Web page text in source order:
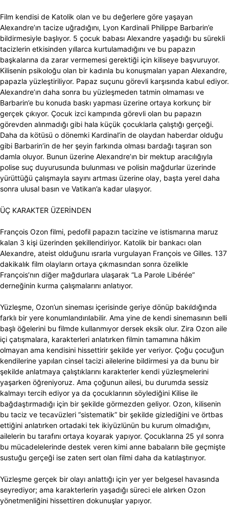
Film kendisi de Katolik olan ve bu değerlere göre yaşayan
Alexandre’ın tacize uğradığını, Lyon Kardinali Philippe Barbarin’e
bildirmesiyle başlıyor. 5 çocuk babası Alexandre yaşadığı bu sürekli
tacizlerin etkisinden yıllarca kurtulamadığını ve bu papazın
başkalarına da zarar vermemesi gerektiği için kiliseye başvuruyor.
Kilisenin psikoloğu olan bir kadınla bu konuşmaları yapan Alexandre,
papazla yüzleştiriliyor. Papaz suçunu görevli karşısında kabul ediyor.
Alexandre’ın daha sonra bu yüzleşmeden tatmin olmaması ve
Barbarin’e bu konuda baskı yapması üzerine ortaya korkunç bir
gerçek çıkıyor. Çocuk izci kampında görevli olan bu papazın
görevden alınmadığı gibi hala küçük çocuklarla çalıştığı gerçeği.
Daha da kötüsü o dönemki Kardinal’in de olaydan haberdar olduğu
gibi Barbarin’in de her şeyin farkında olması bardağı taşıran son
damla oluyor. Bunun üzerine Alexandre’ın bir mektup aracılığıyla
polise suç duyurusunda bulunması ve polisin mağdurlar üzerinde
yürüttüğü çalışmayla sayını artması üzerine olay, başta yerel daha
sonra ulusal basın ve Vatikan’a kadar ulaşıyor.
ÜÇ KARAKTER ÜZERİNDEN
François Ozon filmi, pedofil papazın tacizine ve istismarına maruz
kalan 3 kişi üzerinden şekillendiriyor. Katolik bir bankacı olan
Alexandre, ateist olduğunu ısrarla vurgulayan François ve Gilles. 137
dakikalık film olayların ortaya çıkmasından sonra özelikle
François’nın diğer mağdurlara ulaşarak “La Parole Libérée”
derneğinin kurma çalışmalarını anlatıyor.
Yüzleşme, Ozon’un sineması içerisinde geriye dönüp bakıldığında
farklı bir yere konumlandırılabilir. Ama yine de kendi sinemasının belli
başlı öğelerini bu filmde kullanmıyor dersek eksik olur. Zira Ozon aile
içi çatışmalara, karakterleri anlatırken filmin tamamına hâkim
olmayan ama kendisini hissettirir şekilde yer veriyor. Çoğu çocuğun
kendilerine yapılan cinsel tacizi ailelerine bildirmesi ya da bunu bir
şekilde anlatmaya çalıştıklarını karakterler kendi yüzleşmelerini
yaşarken öğreniyoruz. Ama çoğunun ailesi, bu durumda sessiz
kalmayı tercih ediyor ya da çocuklarının söylediğini Kilise ile
bağdaştırmadığı için bir şekilde görmezden geliyor. Ozon, kilisenin
bu taciz ve tecavüzleri “sistematik” bir şekilde gizlediğini ve örtbas
ettiğini anlatırken ortadaki tek ikiyüzlünün bu kurum olmadığını,
ailelerin bu tarafını ortaya koyarak yapıyor. Çocuklarına 25 yıl sonra
bu mücadelelerinde destek veren kimi anne babaların bile geçmişte
sustuğu gerçeği ise zaten sert olan filmi daha da katılaştırıyor.
Yüzleşme gerçek bir olayı anlattığı için yer yer belgesel havasında
seyrediyor; ama karakterlerin yaşadığı süreci ele alırken Ozon
yönetmenliğini hissettiren dokunuşlar yapıyor.